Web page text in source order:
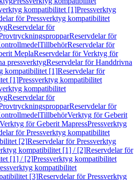
kompatibilitet [1]Pressverktyg
för Pressverktyg kompatibilitet
Reservdelar för
Reservdelar för
TillbehörReservdelar för
MeplaReservdelar för Verktyg för
pressverktygReservdelar för Handdrivna
kompatibilitet [1]Reservdelar för
[1]Pressverktyg kompatibilitet
kompatibilitet
Reservdelar för
Reservdelar för
TillbehörVerktyg för Geberit
för Geberit MapressPressverktyg
för Pressverktyg kompatibilitet
[2]Reservdelar för Pressverktyg
kompatibilitet [1] / [2]Reservdelar för
[1] / [2]Pressverktyg kompatibilitet
kompatibilitet
[3]Reservdelar för Pressverktyg